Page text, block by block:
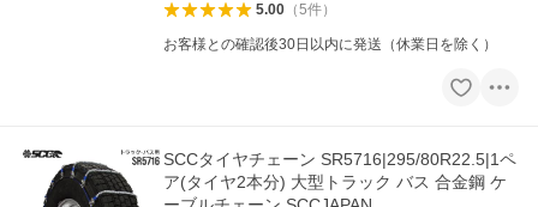
5.00（5件）
お客様との確認後30日以内に発送（休業日を除く）
SCCタイヤチェーン SR5716|295/80R22.5|1ペ
ア(タイヤ2本分) 大型トラック バス 合金鋼 ケ